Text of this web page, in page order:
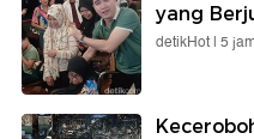
yang
detikHot | 5